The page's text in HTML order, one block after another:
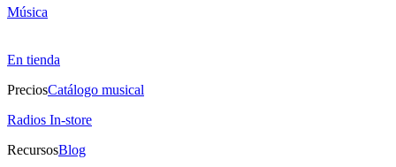
Música
En tienda
PreciosCatálogo musical
Radios In-store
RecursosBlog